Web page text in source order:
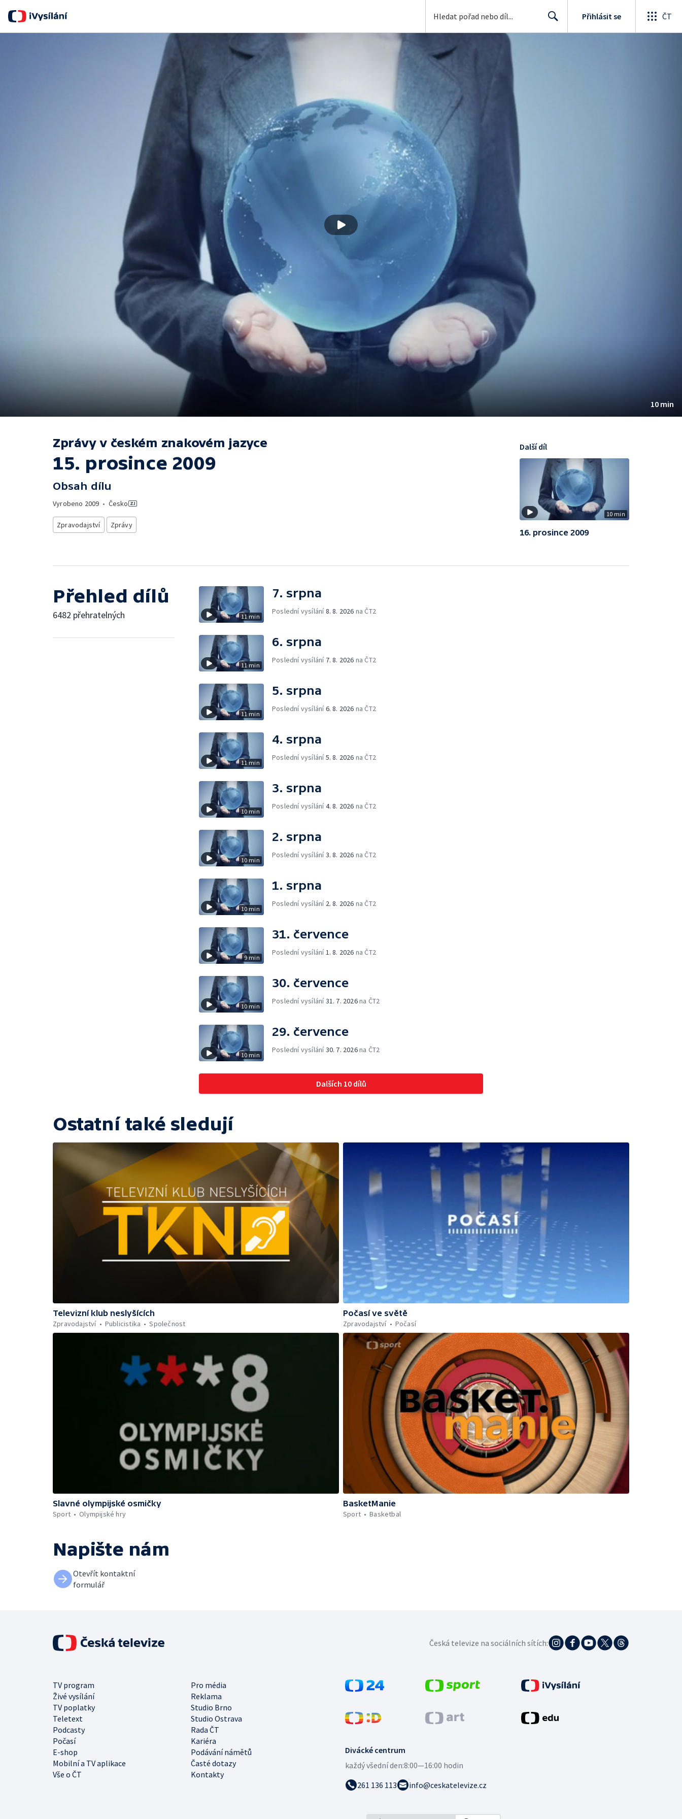
Přihlásit se ČT
10 min
Zprávy v českém znakovém jazyce
15. prosince 2009
Obsah dílu
Vyrobeno 2009 • Česko
Zpravodajství Zprávy
10 min
Další díl
16. prosince 2009
Přehled dílů
6482 přehratelných 11 min
7. srpna
Poslední vysílání8. 8. 2026 na ČT2
11 min
6. srpna
Poslední vysílání 7. 8. 2026 na ČT2
11 min
5. srpna
Poslední vysílání6. 8. 2026 na ČT2
11 min
4. srpna
Poslední vysílání5. 8. 2026 na ČT2
10 min
3. srpna
Poslední vysílání4. 8. 2026 na ČT2
10 min
2. srpna
Poslední vysílání3. 8. 2026 na ČT2
10 min
1. srpna
Poslední vysílání 2. 8. 2026 na ČT2
9 min
31. července
Poslední vysílání 1. 8. 2026 na ČT2
10 min
30. července
Poslední vysílání31. 7. 2026na ČT2
10 min
29. července
Poslední vysílání30. 7. 2026na ČT2
Dalších 10 dílů
Ostatní také sledují
Televizní klub neslyšících
Zpravodajství
Publicistika Společnost
Počasí ve světě
Zpravodajství
Počasí
Slavné olympijské osmičky
Sport
Olympijské hry
BasketManie
Sport
Basketbal
Napište nám
Otevřít kontaktní
formulář
Divácké centrum
každý všední den:8:00—16:00 hodin
261 136 113
info@ceskatelevize.cz
TV program
Pro média
Živé vysílání
Reklama
TV poplatky
Studio Brno
Teletext
Studio Ostrava
Podcasty
Rada ČT
Počasí
Kariéra
E-shop
Podávání námětů
Mobilní a TV aplikace
Časté dotazy
Vše o ČT
Kontakty
Česká televize na sociálních sítích: